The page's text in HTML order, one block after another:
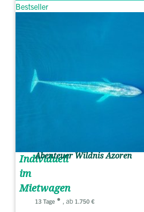
Bestseller
Individuell
im
Mietwagen
Abenteuer Wildnis Azoren
13 Tage , ab 1.750 €